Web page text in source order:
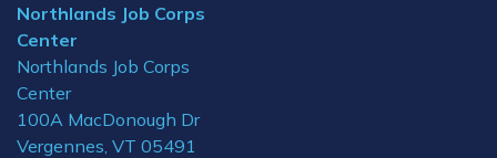
Northlands Job Corps
Center
Northlands Job Corps
Center
100A MacDonough Dr
Vergennes, VT 05491